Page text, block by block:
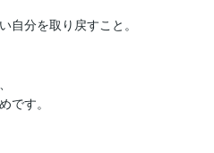
自分を取り戻すこと。
です。